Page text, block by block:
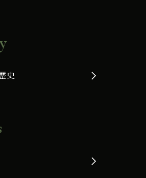
史